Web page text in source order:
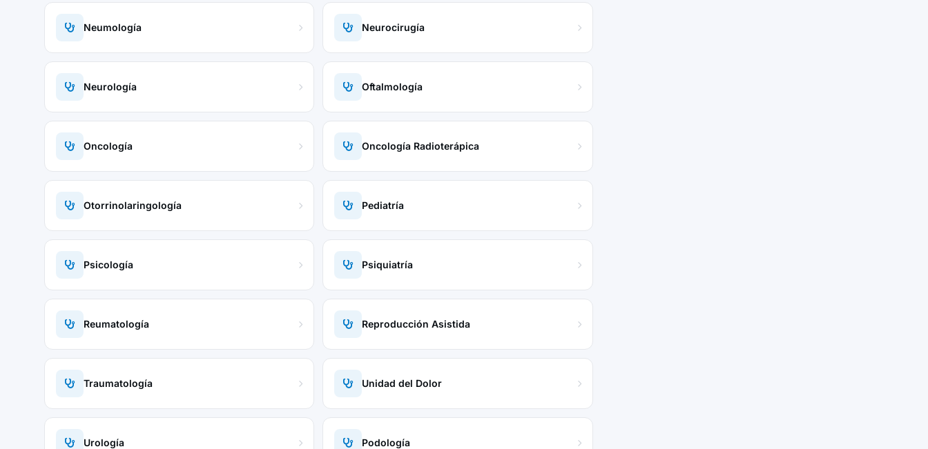
Neumología Neurocirugía
Neurología Oftalmología
Oncología Oncología Radioterápica
Otorrinolaringología Pediatría
Psicología Psiquiatría
Reumatología Reproducción Asistida
Traumatología Unidad del Dolor
Urología Podología